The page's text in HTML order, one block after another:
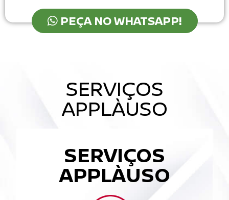
PEÇA NO WHATSAPP!
SERVIÇOS
APPLÀUSO
SERVIÇOS
APPLÀUSO